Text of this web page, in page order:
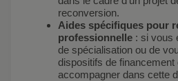
reconversion.
Aides spécifiques pour
professionnelle : si vous
de spécialisation ou de
dispositifs de
accompagner dans cette